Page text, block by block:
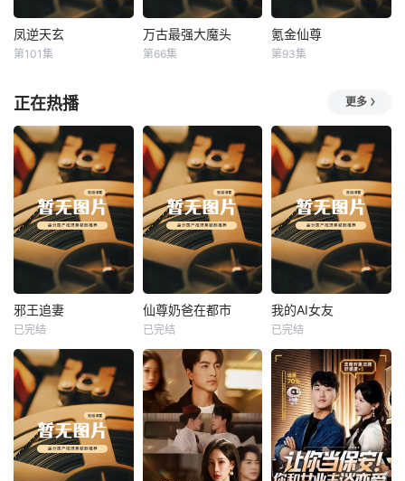
凤逆天玄
凤逆天玄
第101集
万古最强大魔头
万古最强大魔头
第66集
氪金仙尊
氪金仙尊
第93集
正在热播 更多
热播
邪王追妻
未知
邪王追妻
已完结
热播
未知
仙尊奶爸在都市
已完结
热播
我的AI女友
未知
我的AI女友
已完结